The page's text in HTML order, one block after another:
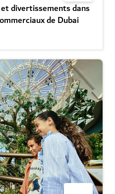
divertissements dans
de Dubai